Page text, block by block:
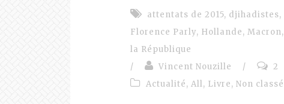
attentats de 2015, djihadistes,
Florence Parly, Hollande, Macron,
la République
/
Vincent Nouzille / 2
Actualité, All, Livre, Non classé